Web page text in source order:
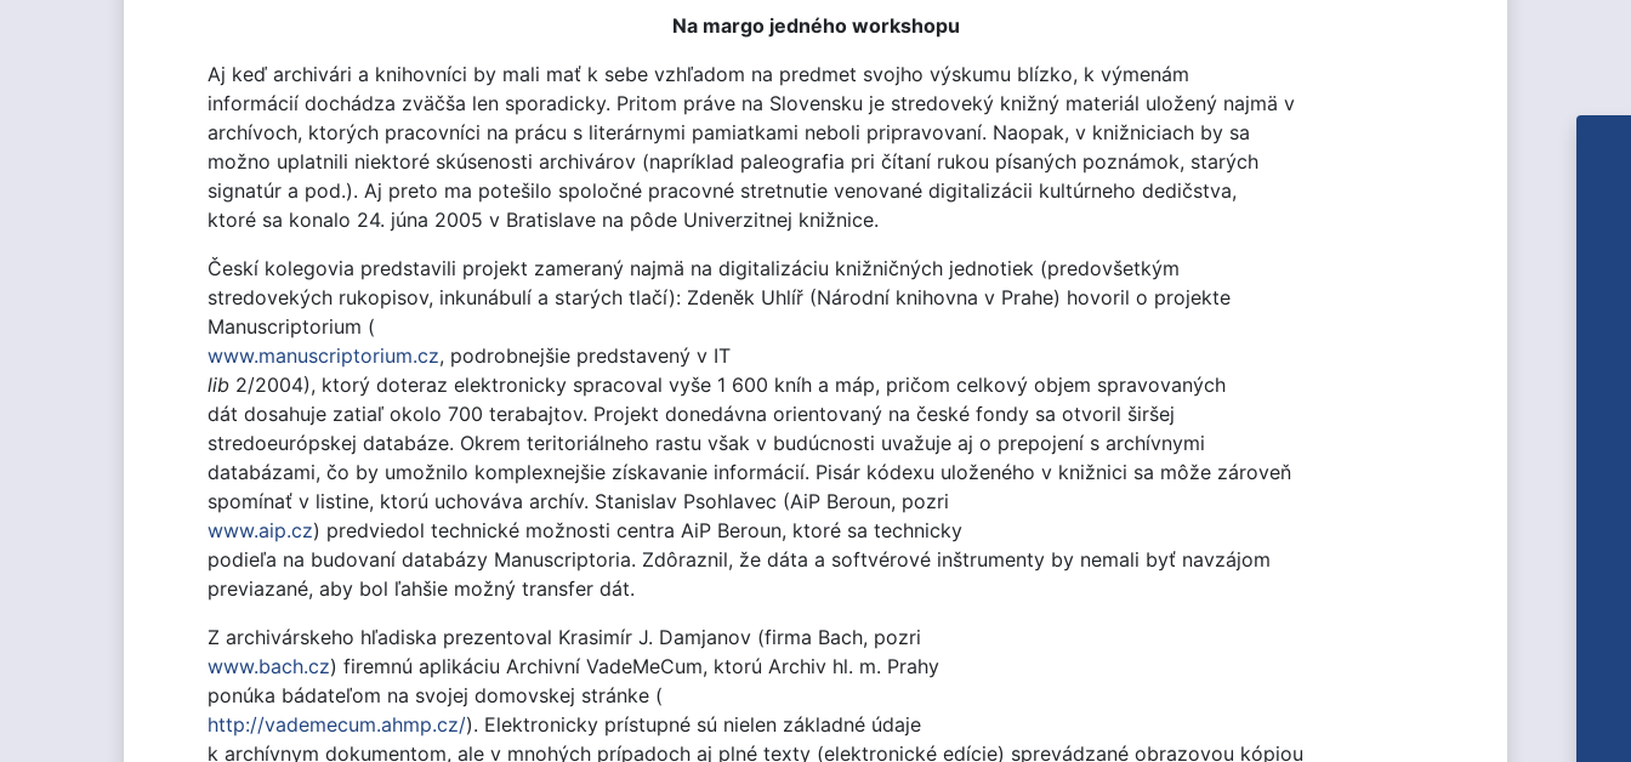
Na margo jedného workshopu
Aj keď archivári a knihovníci by mali mať k sebe vzhľadom na predmet svojho výskumu blízko, k výmenám
informácií dochádza zväčša len sporadicky. Pritom práve na Slovensku je stredoveký knižný materiál uložený najmä v
archívoch, ktorých pracovníci na prácu s literárnymi pamiatkami neboli pripravovaní. Naopak, v knižniciach by sa
možno uplatnili niektoré skúsenosti archivárov (napríklad paleografia pri čítaní rukou písaných poznámok, starých
signatúr a pod.). Aj preto ma potešilo spoločné pracovné stretnutie venované digitalizácii kultúrneho dedičstva,
ktoré sa konalo 24. júna 2005 v Bratislave na pôde Univerzitnej knižnice.
Českí kolegovia predstavili projekt zameraný najmä na digitalizáciu knižničných jednotiek (predovšetkým
stredovekých rukopisov, inkunábulí a starých tlačí): Zdeněk Uhlíř (Národní knihovna v Prahe) hovoril o projekte
Manuscriptorium (
www.manuscriptorium.cz, podrobnejšie predstavený v IT
lib 2/2004), ktorý doteraz elektronicky spracoval vyše 1 600 kníh a máp, pričom celkový objem spravovaných
dát dosahuje zatiaľ okolo 700 terabajtov. Projekt donedávna orientovaný na české fondy sa otvoril širšej
stredoeurópskej databáze. Okrem teritoriálneho rastu však v budúcnosti uvažuje aj o prepojení s archívnymi
databázami, čo by umožnilo komplexnejšie získavanie informácií. Pisár kódexu uloženého v knižnici sa môže zároveň
spomínať v listine, ktorú uchováva archív. Stanislav Psohlavec (AiP Beroun, pozri
www.aip.cz) predviedol technické možnosti centra AiP Beroun, ktoré sa technicky
podieľa na budovaní databázy Manuscriptoria. Zdôraznil, že dáta a softvérové inštrumenty by nemali byť navzájom
previazané, aby bol ľahšie možný transfer dát.
Z archivárskeho hľadiska prezentoval Krasimír J. Damjanov (firma Bach, pozri
www.bach.cz) firemnú aplikáciu Archivní VadeMeCum, ktorú Archiv hl. m. Prahy
ponúka bádateľom na svojej domovskej stránke (
http://vademecum.ahmp.cz/). Elektronicky prístupné sú nielen základné údaje
k archívnym dokumentom, ale v mnohých prípadoch aj plné texty (elektronické edície) sprevádzané obrazovou kópiou